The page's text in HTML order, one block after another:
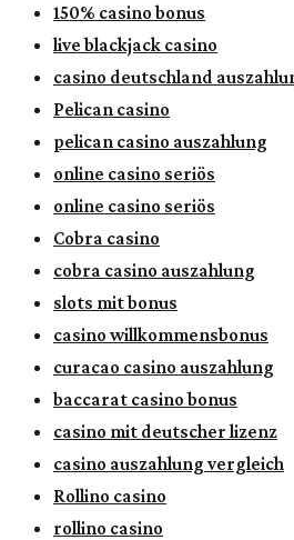
150% casino bonus
live blackjack casino
casino deutschland
Pelican casino
pelican casino auszahlung
online casino seriös
online casino seriös
Cobra casino
cobra casino auszahlung
slots mit bonus
casino willkommensbonus
curacao casino auszahlung
baccarat casino bonus
casino mit deutscher lizenz
casino auszahlung vergleich
Rollino casino
rollino casino